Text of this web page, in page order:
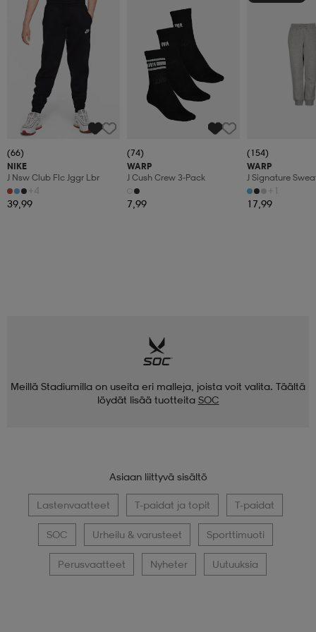
(66)
NIKE
J Nsw Club Flc Jggr Lbr
+4
39,99
(74)
WARP
J Cush Crew 3-Pack
7,99
(154)
WARP
J Signature
+1
17,99
Meillä Stadiumilla on useita eri malleja, joista voit valita. Täältä
löydät lisää tuotteita SOC
Asiaan liittyvä sisältö
Lastenvaatteet T-paidat ja topit T-paidat
SOC Urheilu & varusteet Sporttimuoti
Perusvaatteet Nyheter Uutuuksia